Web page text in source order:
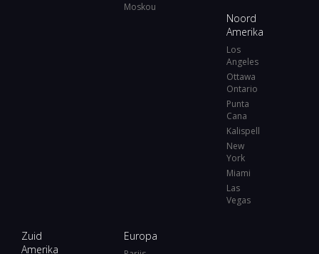
Moskou
Noord
Amerika
Los
Angeles
Ottawa
Ontario
Punta
Cana
Kalispell
New
York
Miami
Las
Vegas
Zuid
Amerika
Europa